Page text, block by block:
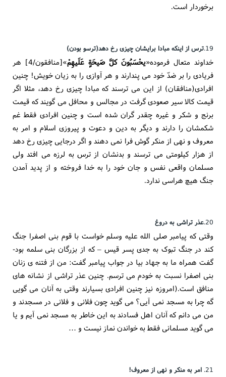
برخوردار است.
19. ترس از اینکه مبادا برایشان چیزی رخ دهد(ترسو بودن)
خداوند متعال فرموده«یحْسَبُونَ کلَّ صَیحَةٍ عَلَیهِمْ
»[منافقون/4] هر
فریادی را بر ضدّ خود می پندارند و هر آوازی را به زیان خویش! چنین
افرادی(منافقان) از این می ترسند که مبادا چیزی رخ دهد، مثلا اگر
قیمت کالا سیر صعودی گرفت در مجالس و محافل می گویند که قیمت
برنج و شکر و غیره چقدر گران شده است و چنین افرادی فقط غم
شکمشان را دارند و دیگر به دین و دعوت و پیروزی اسلام و امر به
معروف و نهی از منکر گوش فرا نمی دهند و اگر درجایی چیزی رخ دهد
از هزار کیلومتی می ترسند و بدنشان از ترس به لرزه می افتد ولی
مسلمان واقعی نفس و جان خود را به خدا فروخته و از پدید آمدن
جنگ هیچ هراسی ندارد.
20.عذر تراشی به دروغ
وقتی که پیامبر صلی الله علیه وسلم خواست با قوم بنی اصفرا جنگ
کند در جنگ تبوک به جدی پسر قیس – که از بزرگان بنی سلمه بود-
گفت همراه ما به جهاد بیا در جواب پیامبر گفت: من از فتنه ی زنان
بنی اصفرا نسبت به خودم می ترسم. چنین عذر تراشی از نشانه های
منافق است.(امروزه نیز چنین افرادی بسیارند وقتی به آنان می گویی
گه چرا به مسجد نمی آیی؟ می گوید چون فلانی و فلانی در مسجدند و
من می دانم که آنان اهل فسادند به این خاطر به مسجد نمی آیم و یا
می گوید مسلمانی فقط به خواندن نماز نیست و …
21. امر به منکر و نهی از معروف!